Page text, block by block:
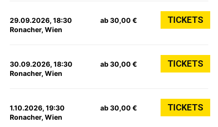
29.09.2026, 18:30
Ronacher, Wien
ab 30,00 € TICKETS
30.09.2026, 18:30
Ronacher, Wien
ab 30,00 € TICKETS
1.10.2026, 19:30
Ronacher, Wien
ab 30,00 € TICKETS